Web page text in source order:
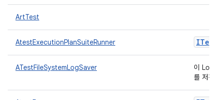
ArtTest
AtestExecutionPlanSuiteRunner ITest
ATestFileSystemLogSaver
이
를 저장